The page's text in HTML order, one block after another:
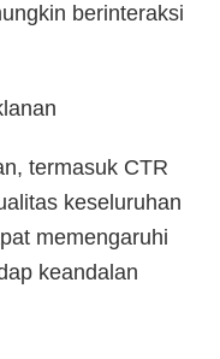
berinteraksi
termasuk CTR
keseluruhan
memengaruhi
keandalan